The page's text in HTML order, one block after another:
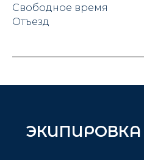
Свободное время
Отъезд